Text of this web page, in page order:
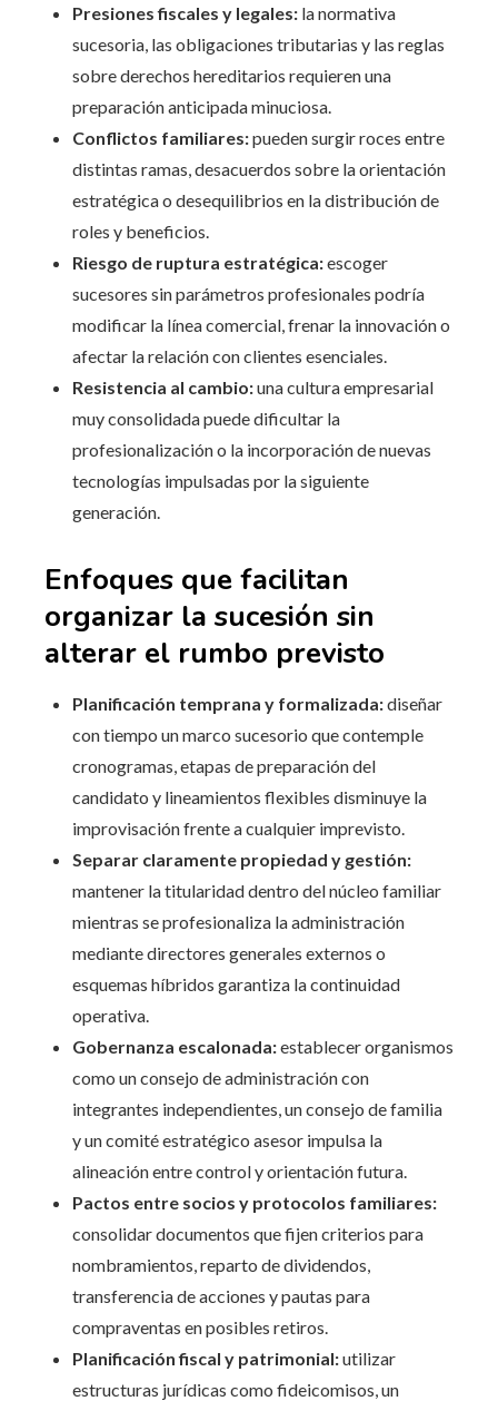
Presiones fiscales y legales: la normativa
sucesoria, las obligaciones tributarias y las reglas
sobre derechos hereditarios requieren una
preparación anticipada minuciosa.
Conflictos familiares:pueden surgir roces entre
distintas ramas, desacuerdos sobre la orientación
estratégica o desequilibrios en la distribución de
roles y beneficios.
Riesgo de ruptura estratégica:escoger
sucesores sin parámetros profesionales podría
modificar la línea comercial, frenar la innovación o
afectar la relación con clientes esenciales.
Resistencia al cambio:una cultura empresarial
muy consolidada puede dificultar la
profesionalización o la incorporación de nuevas
tecnologías impulsadas por la siguiente
generación.
Enfoques que facilitan
organizar la sucesión sin
alterar el rumbo previsto
Planificación temprana y formalizada:diseñar
con tiempo un marco sucesorio que contemple
cronogramas, etapas de preparación del
candidato y lineamientos flexibles disminuye la
improvisación frente a cualquier imprevisto.
Separar claramente propiedad y gestión:
mantener la titularidad dentro del núcleo familiar
mientras se profesionaliza la administración
mediante directores generales externos o
esquemas híbridos garantiza la continuidad
operativa.
Gobernanza escalonada:establecer organismos
como un consejo de administración con
integrantes independientes, un consejo de familia
y un comité estratégico asesor impulsa la
alineación entre control y orientación futura.
Pactos entre socios y protocolos familiares:
consolidar documentos que fijen criterios para
nombramientos, reparto de dividendos,
transferencia de acciones y pautas para
compraventas en posibles retiros.
Planificación fiscal y patrimonial:utilizar
estructuras jurídicas como fideicomisos, un